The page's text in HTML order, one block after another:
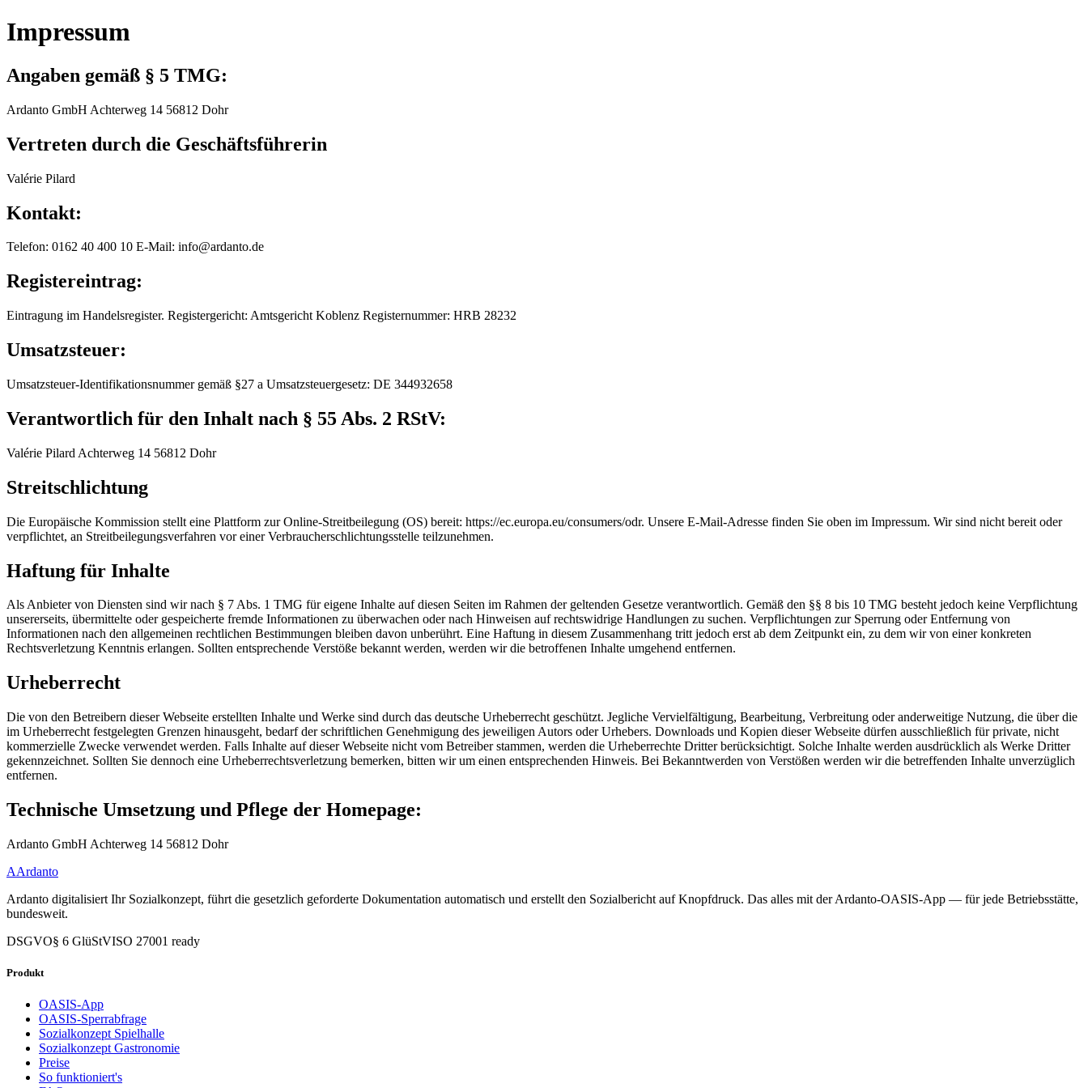
Impressum
Angaben gemäß § 5 TMG:
Ardanto GmbH Achterweg 14 56812 Dohr
Vertreten durch die Geschäftsführerin
Valérie Pilard
Kontakt:
Telefon: 0162 40 400 10 E-Mail: info@ardanto.de
Registereintrag:
Eintragung im Handelsregister. Registergericht: Amtsgericht Koblenz Registernummer: HRB 28232
Umsatzsteuer:
Umsatzsteuer-Identifikationsnummer gemäß §27 a Umsatzsteuergesetz: DE 344932658
Verantwortlich für den Inhalt nach § 55 Abs. 2 RStV:
Valérie Pilard Achterweg 14 56812 Dohr
Streitschlichtung
Die Europäische Kommission stellt eine Plattform zur Online-Streitbeilegung (OS) bereit: https://ec.europa.eu/consumers/odr. Unsere E-Mail-Adresse finden Sie oben im Impressum. Wir sind nicht bereit oder
verpflichtet, an Streitbeilegungsverfahren vor einer Verbraucherschlichtungsstelle teilzunehmen.
Haftung für Inhalte
Als Anbieter von Diensten sind wir nach § 7 Abs. 1 TMG für eigene Inhalte auf diesen Seiten im Rahmen der geltenden Gesetze verantwortlich. Gemäß den §§ 8 bis 10 TMG besteht jedoch keine Verpflichtung
unsererseits, übermittelte oder gespeicherte fremde Informationen zu überwachen oder nach Hinweisen auf rechtswidrige Handlungen zu suchen. Verpflichtungen zur Sperrung oder Entfernung von
Informationen nach den allgemeinen rechtlichen Bestimmungen bleiben davon unberührt. Eine Haftung in diesem Zusammenhang tritt jedoch erst ab dem Zeitpunkt ein, zu dem wir von einer konkreten
Rechtsverletzung Kenntnis erlangen. Sollten entsprechende Verstöße bekannt werden, werden wir die betroffenen Inhalte umgehend entfernen.
Urheberrecht
Die von den Betreibern dieser Webseite erstellten Inhalte und Werke sind durch das deutsche Urheberrecht geschützt. Jegliche Vervielfältigung, Bearbeitung, Verbreitung oder anderweitige Nutzung, die über die
im Urheberrecht festgelegten Grenzen hinausgeht, bedarf der schriftlichen Genehmigung des jeweiligen Autors oder Urhebers. Downloads und Kopien dieser Webseite dürfen ausschließlich für private, nicht
kommerzielle Zwecke verwendet werden. Falls Inhalte auf dieser Webseite nicht vom Betreiber stammen, werden die Urheberrechte Dritter berücksichtigt. Solche Inhalte werden ausdrücklich als Werke Dritter
gekennzeichnet. Sollten Sie dennoch eine Urheberrechtsverletzung bemerken, bitten wir um einen entsprechenden Hinweis. Bei Bekanntwerden von Verstößen werden wir die betreffenden Inhalte unverzüglich
entfernen.
Technische Umsetzung und Pflege der Homepage:
Ardanto GmbH Achterweg 14 56812 Dohr
AArdanto
Ardanto digitalisiert Ihr Sozialkonzept, führt die gesetzlich geforderte Dokumentation automatisch und erstellt den Sozialbericht auf Knopfdruck. Das alles mit der Ardanto-OASIS-App — für jede Betriebsstätte,
bundesweit.
DSGVO§ 6 GlüStVISO 27001 ready
Produkt
OASIS-App
OASIS-Sperrabfrage
Sozialkonzept Spielhalle
Sozialkonzept Gastronomie
Preise
So funktioniert's